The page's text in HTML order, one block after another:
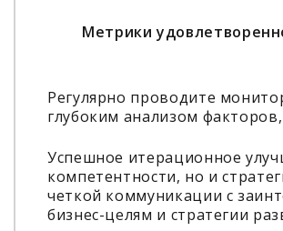
Метрики
Регулярно проводите
глубоким анализом
Успешное итерационное
компетентности, но и
четкой коммуникации с
бизнес-целям и стратегии